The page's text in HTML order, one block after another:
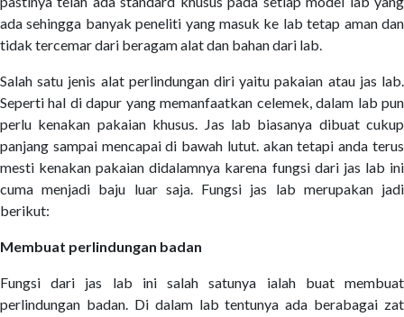
ada sehingga banyak peneliti yang masuk ke lab tetap aman dan
tidak tercemar dari beragam alat dan bahan dari lab.
Salah satu jenis alat perlindungan diri yaitu pakaian atau jas lab.
Seperti hal di dapur yang memanfaatkan celemek, dalam lab pun
perlu kenakan pakaian khusus. Jas lab biasanya dibuat cukup
panjang sampai mencapai di bawah lutut. akan tetapi anda terus
mesti kenakan pakaian didalamnya karena fungsi dari jas lab ini
cuma menjadi baju luar saja. Fungsi jas lab merupakan jadi
berikut:
Membuat perlindungan badan
Fungsi dari jas lab ini salah satunya ialah buat membuat
perlindungan badan. Di dalam lab tentunya ada berabagai zat